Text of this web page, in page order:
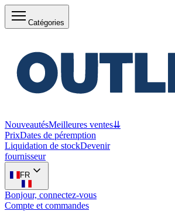
Catégories
NouveautésMeilleures ventes⇊
PrixDates de péremption
Liquidation de stockDevenir
fournisseur
FR
Bonjour, connectez-vous
Compte et commandes